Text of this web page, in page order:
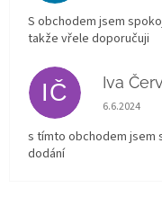
S obchodem jsem
takže vřele doporučuji
IČ Iva
Hodnocení
6.6.2024
s tímto obchodem jsem
dodání